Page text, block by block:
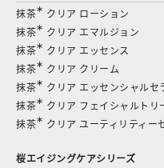
抹茶∗ クリア ローション
抹茶∗ クリア エマルジョン
抹茶∗ クリア エッセンス
抹茶∗ クリア クリーム
抹茶∗ クリア エッセンシャルセ
抹茶∗ クリア フェイシャルトリ
抹茶∗ クリア ユーティリティー
桜エイジングケアシリーズ